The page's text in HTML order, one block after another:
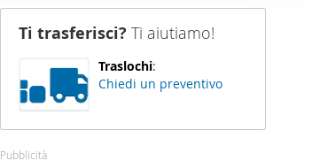
Ti trasferisci? Ti aiutiamo!
Traslochi:
Chiedi un preventivo
Pubblicità